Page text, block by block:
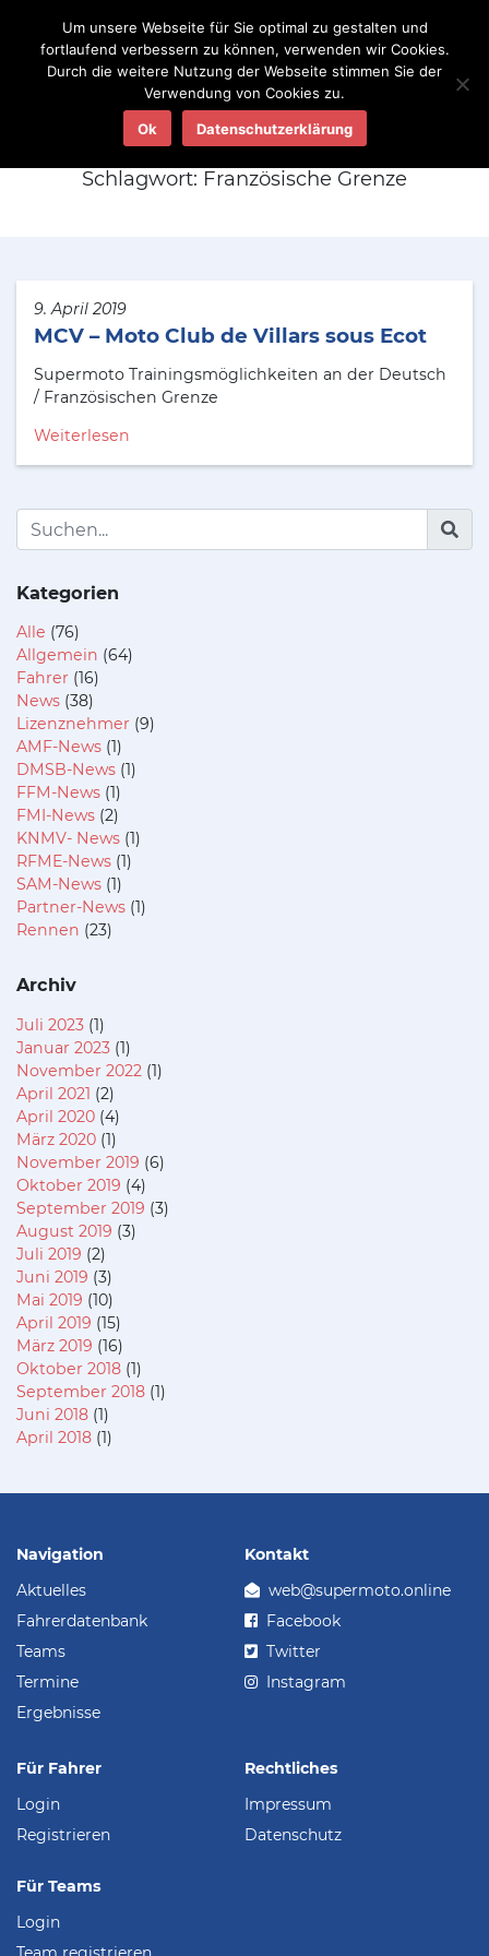
Aktuelles
Schlagwort: Französische Grenze
9. April 2019
MCV – Moto Club de Villars sous Ecot
Supermoto Trainingsmöglichkeiten an der Deutsch
/ Französischen Grenze
Weiterlesen
Kategorien
Alle (76)
Allgemein (64)
Fahrer (16)
News (38)
Lizenznehmer (9)
AMF-News (1)
DMSB-News (1)
FFM-News (1)
FMI-News (2)
KNMV- News (1)
RFME-News (1)
SAM-News (1)
Partner-News (1)
Rennen (23)
Archiv
Juli 2023 (1)
Januar 2023 (1)
November 2022 (1)
April 2021 (2)
April 2020 (4)
März 2020 (1)
November 2019 (6)
Oktober 2019 (4)
September 2019 (3)
August 2019 (3)
Juli 2019 (2)
Juni 2019 (3)
Mai 2019 (10)
April 2019 (15)
März 2019 (16)
Oktober 2018 (1)
September 2018 (1)
Juni 2018 (1)
April 2018 (1)
Navigation
Aktuelles
Fahrerdatenbank
Teams
Termine
Ergebnisse
Kontakt
web@supermoto.online
Facebook
Twitter
Instagram
Für Fahrer
Login
Registrieren
Für Teams
Login
Rechtliches
Impressum
Datenschutz
Um unsere Webseite für Sie optimal zu gestalten und
fortlaufend verbessern zu können, verwenden wir Cookies.
Durch die weitere Nutzung der Webseite stimmen Sie der
Verwendung von Cookies zu.
Ok Datenschutzerklärung